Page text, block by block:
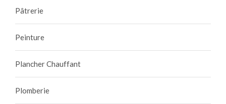
Pâtrerie
Peinture
Plancher Chauffant
Plomberie